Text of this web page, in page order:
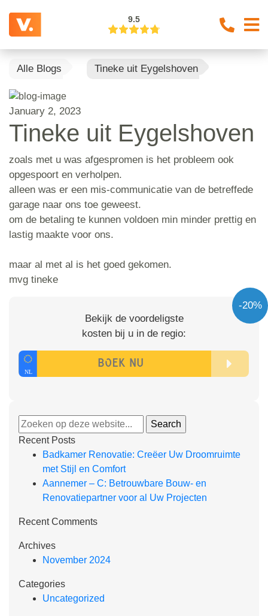
9.5
Alle Blogs Tineke uit Eygelshoven
January 2, 2023
Tineke uit Eygelshoven
zoals met u was afgespromen is het probleem ook
opgespoort en verholpen.
alleen was er een mis-communicatie van de betreffede
garage naar ons toe geweest.
om de betaling te kunnen voldoen min minder prettig en
lastig maakte voor ons.
maar al met al is het goed gekomen.
mvg tineke
-20%
Bekijk de voordeligste
kosten bij u in de regio:
Recent Posts
Badkamer Renovatie: Creëer Uw Droomruimte
met Stijl en Comfort
Aannemer – C: Betrouwbare Bouw- en
Renovatiepartner voor al Uw Projecten
Recent Comments
Archives
November 2024
Categories
Uncategorized